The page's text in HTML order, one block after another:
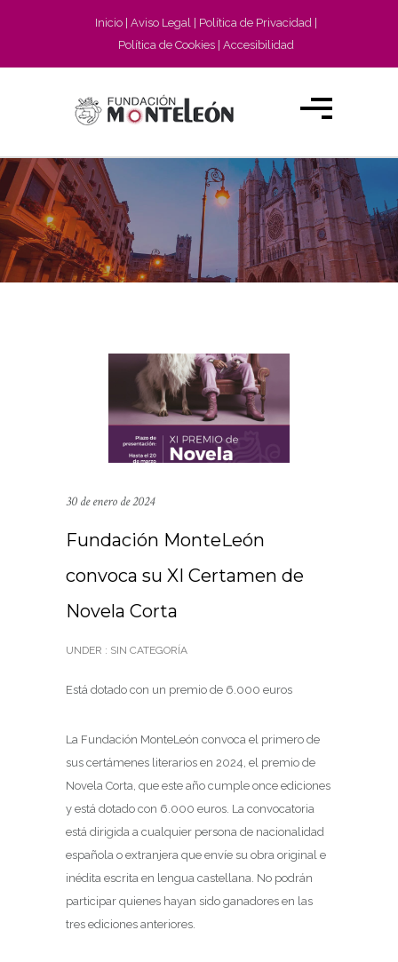
Inicio Aviso Legal
Política de Privacidad
Política de Cookies
Accesibilidad
30 de enero de 2024
Fundación MonteLeón
convoca su XI Certamen de
Novela Corta
UNDER : SIN CATEGORÍA
Está dotado con un premio de 6.000 euros
La Fundación MonteLeón convoca el primero de
sus certámenes literarios en 2024, el premio de
Novela Corta, que este año cumple once ediciones
y está dotado con 6.000 euros. La convocatoria
está dirigida a cualquier persona de nacionalidad
española o extranjera que envíe su obra original e
inédita escrita en lengua castellana. No podrán
participar quienes hayan sido ganadores en las
tres ediciones anteriores.